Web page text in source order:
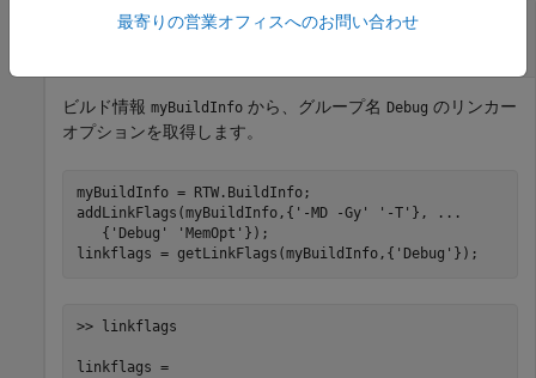
グループを含める引数を用いてリンカー オプシ
ビルド情報 myBuildInfo から、グループ名 Debug のリンカー
オプションを取得します。
myBuildInfo = RTW.BuildInfo;
addLinkFlags(myBuildInfo,{ '-MD -Gy' '-T' },
...
   {
'Debug' 'MemOpt' });
linkflags = getLinkFlags(myBuildInfo,{ 'Debug' });
>> linkflags
linkflags =
最寄りの営業オフィスへのお問い合わせ